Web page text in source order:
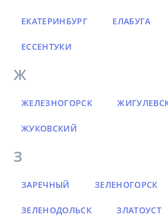
ЕКАТЕРИНБУРГ ЕЛАБУГА
ЕССЕНТУКИ
Ж
ЖЕЛЕЗНОГОРСК
ЖУКОВСКИЙ
З
ЗАРЕЧНЫЙ ЗЕЛЕНОГОРСК
ЗЕЛЕНОДОЛЬСК ЗЛАТОУСТ